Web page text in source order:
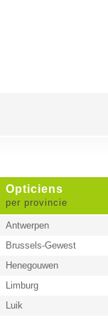
Opticiens
per provincie
Antwerpen
Brussels-Gewest
Henegouwen
Limburg
Luik